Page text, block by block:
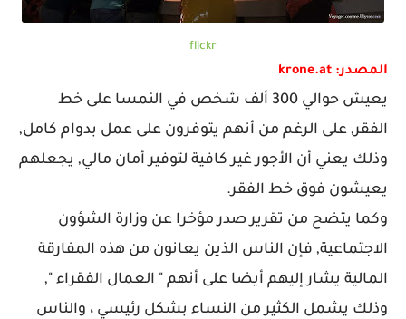
flickr
المصدر: krone.at
يعيش حوالي 300 ألف شخص في النمسا على خط
الفقر, على الرغم من أنهم يتوفرون على عمل بدوام كامل,
وذلك يعني أن الأجور غير كافية لتوفير أمان مالي, يجعلهم
يعيشون فوق خط الفقر.
وكما يتضح من تقرير صدر مؤخرا عن وزارة الشؤون
الاجتماعية, فإن الناس الذين يعانون من هذه المفارقة
المالية يشار إليهم أيضا على أنهم " العمال الفقراء ",
وذلك يشمل الكثير من النساء بشكل رئيسي ، والناس